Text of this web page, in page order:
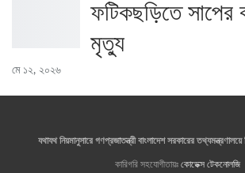
ফটিকছড়িতে সাপের
মৃত্যু
মে ১২, ২০২৬
যথাযথ নিয়মানুসারে গণপ্রজাতন্ত্রী বাংলাদেশ সরকারের
কারিগরি সহযোগীতায়ঃ কোডেক্স টেকনোলজি